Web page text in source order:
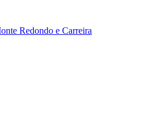
Redondo e Carreira